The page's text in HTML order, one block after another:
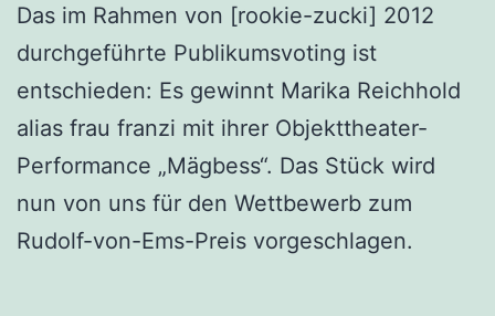
Das im Rahmen von [rookie-zucki] 2012
durchgeführte Publikumsvoting ist
entschieden: Es gewinnt Marika Reichhold
alias frau franzi mit ihrer Objekttheater-
Performance „Mägbess“. Das Stück wird
nun von uns für den Wettbewerb zum
Rudolf-von-Ems-Preis vorgeschlagen.